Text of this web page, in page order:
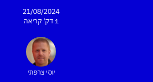
21/08/2024
1 דק'
קריאה
יוסי צרפתי